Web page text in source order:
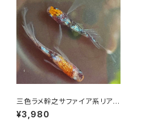
三色ラメ幹之サファイア系リアル
ロングフィン 卵20個以上
¥3,980